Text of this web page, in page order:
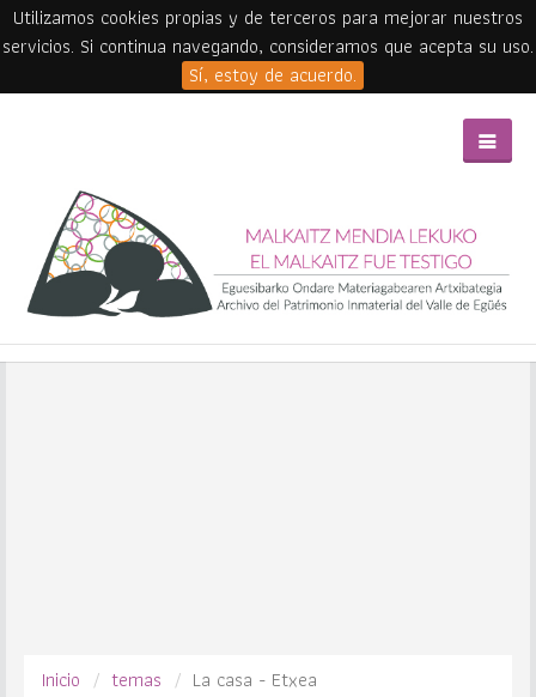
Utilizamos cookies propias y de terceros para mejorar nuestros
servicios. Si continua navegando, consideramos que acepta su uso.
Sí, estoy de acuerdo.
Inicio temas La casa - Etxea